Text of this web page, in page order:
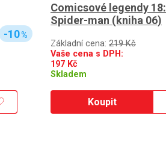
-10%
Comicsové legendy 18:
Spider-man (kniha 06)
Základní cena: 219 Kč
Vaše cena s DPH:
197 Kč
Skladem
Koupit